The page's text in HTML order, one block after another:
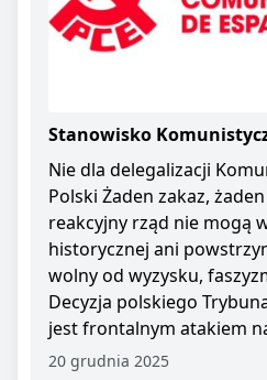
Stanowisko
Nie dla delegalizacji
Polski Żaden zakaz,
reakcyjny rząd nie mogą
historycznej ani
wolny od wyzysku,
Decyzja polskiego
jest frontalnym atakiem
20 grudnia 2025